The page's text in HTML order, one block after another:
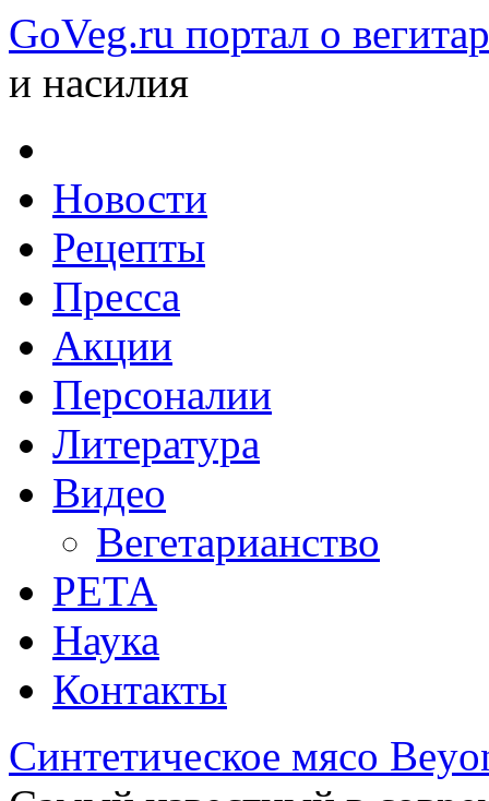
GoVeg.ru портал о
и насилия
Новости
Рецепты
Пресса
Акции
Персоналии
Литература
Видео
Вегетарианство
РЕТА
Наука
Контакты
Синтетическое мясо